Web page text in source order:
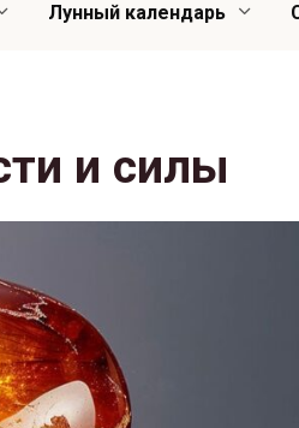
Лунный календарь
и силы